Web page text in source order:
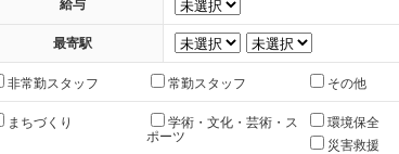
給与
最寄駅
非常勤スタッフ 常勤スタッフ その他
まちづくり
学術・文化・芸術・ス
ポーツ
環境保全
災害救援